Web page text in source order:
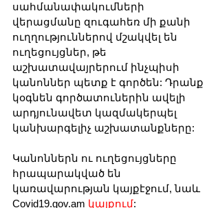
սահմանափակումների
վերացմանը զուգահեռ մի քանի
ուղղություններով մշակվել են
ուղեցույցներ, թե
աշխատավայրերում ինչպիսի
կանոններ պետք է գործեն: Դրանք
կօգնեն գործատուներին ավելի
արդյունավետ կազմակերպել
կանխարգելիչ աշխատանքները:
Կանոններն ու ուղեցույցները
հրապարակված են
կառավարության կայքէջում, նաև
Covid19.gov.am կայքում: